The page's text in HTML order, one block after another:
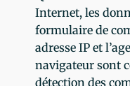
Internet, les
formulaire de
adresse IP et
navigateur sont
détection des